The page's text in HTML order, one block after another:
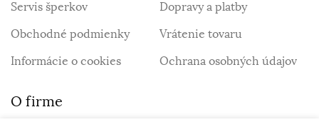
Servis šperkov
Dopravy a platby
Obchodné podmienky
Vrátenie tovaru
Informácie o cookies
Ochrana osobných údajov
O firme